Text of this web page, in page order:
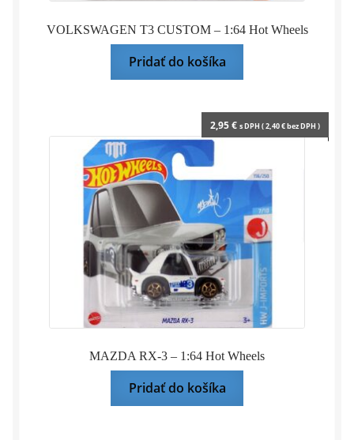
VOLKSWAGEN T3 CUSTOM – 1:64 Hot Wheels
Pridať do košíka
MAZDA RX-3 – 1:64 Hot Wheels
2,95€ s DPH (2,40€bez DPH )
Pridať do košíka